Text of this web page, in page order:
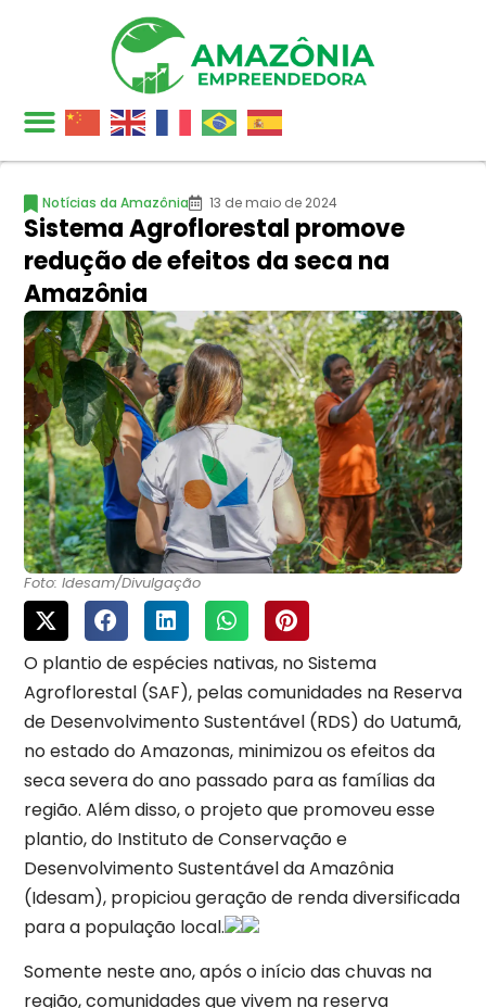
Notícias da Amazônia 13 de maio de 2024
Sistema Agroflorestal promove
redução de efeitos da seca na
Amazônia
Foto: Idesam/Divulgação
O plantio de espécies nativas, no Sistema
Agroflorestal (SAF), pelas comunidades na Reserva
de Desenvolvimento Sustentável (RDS) do Uatumã,
no estado do Amazonas, minimizou os efeitos da
seca severa do ano passado para as famílias da
região. Além disso, o projeto que promoveu esse
plantio, do Instituto de Conservação e
Desenvolvimento Sustentável da Amazônia
(Idesam), propiciou geração de renda diversificada
para a população local.
Somente neste ano, após o início das chuvas na
região, comunidades que vivem na reserva